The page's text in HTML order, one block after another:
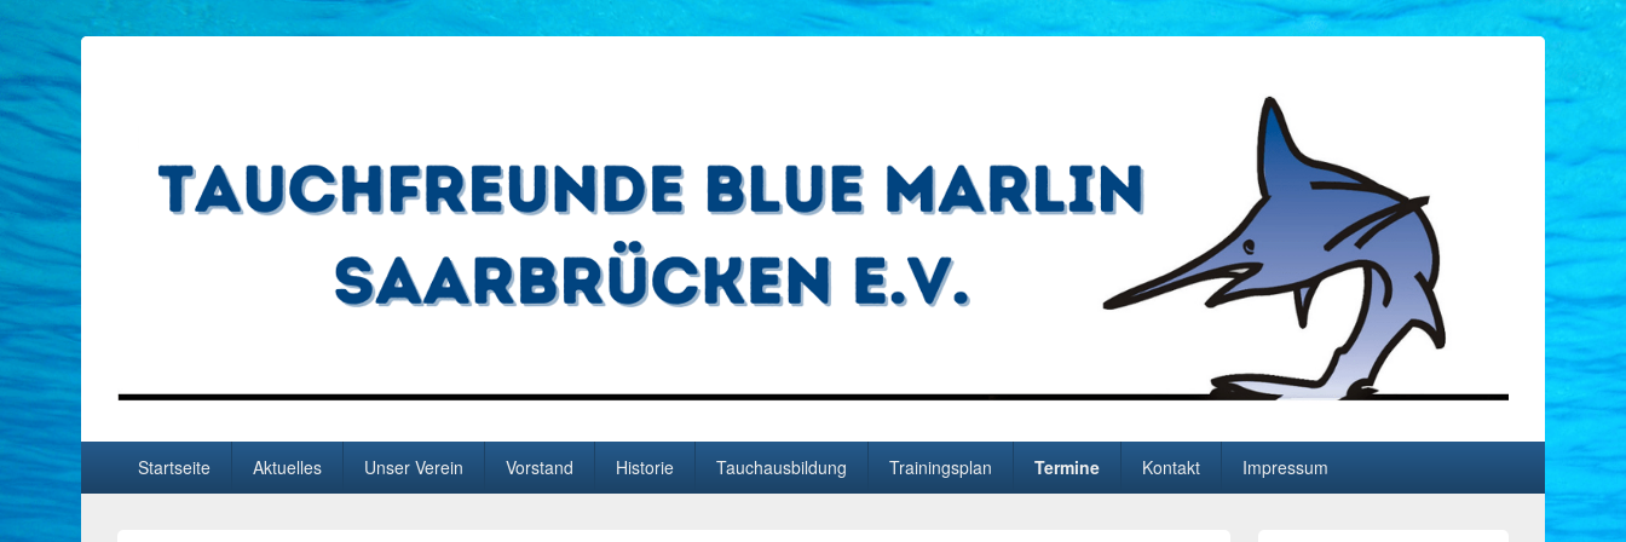
Tauchfreunde Blue Marlin Saarbrücken e.V.
Startseite Aktuelles Unser Verein Vorstand Historie Tauchausbildung Trainingsplan Termine Kontakt Impressum